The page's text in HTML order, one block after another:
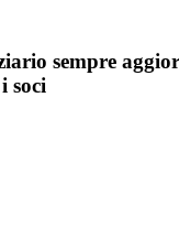
sempre
soci